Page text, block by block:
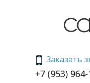
Заказать
+7 (953)